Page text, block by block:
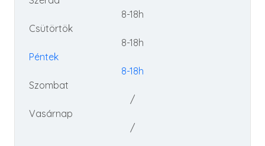
8-18h
Csütörtök
8-18h
Péntek
8-18h
Szombat
/
Vasárnap
/